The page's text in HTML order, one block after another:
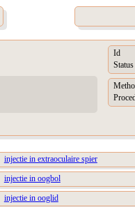
Id
Status
injectie in extraoculaire spier
injectie in oogbol
injectie in ooglid